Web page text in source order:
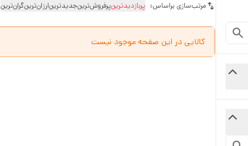
مرتب‌سازی براساس: پربازدیدترینپرفروش‌ترینجدیدترینارزان‌ترینگران‌ترین
کالایی در این صفحه موجود نیست